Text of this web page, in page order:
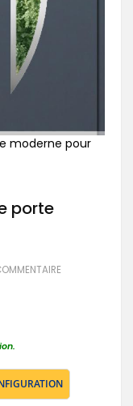
moderne pour
porte